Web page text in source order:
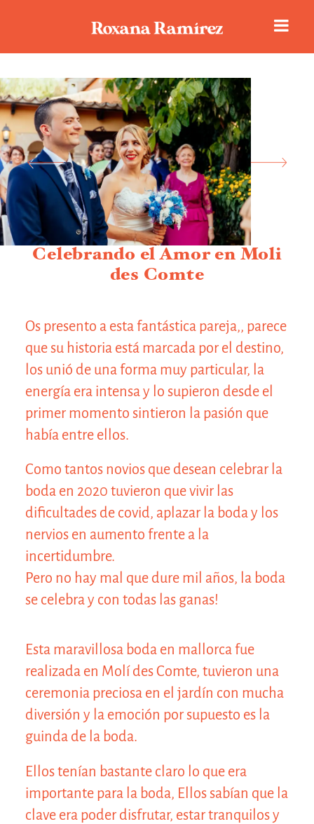
Celebrando el Amor en Moli
des Comte
Os presento a esta fantástica pareja,, parece
que su historia está marcada por el destino,
los unió de una forma muy particular, la
energía era intensa y lo supieron desde el
primer momento sintieron la pasión que
había entre ellos.
Como tantos novios que desean celebrar la
boda en 2020 tuvieron que vivir las
dificultades de covid, aplazar la boda y los
nervios en aumento frente a la
incertidumbre.
Pero no hay mal que dure mil años, la boda
se celebra y con todas las ganas!
Esta maravillosa boda en mallorca fue
realizada en Molí des Comte, tuvieron una
ceremonia preciosa en el jardín con mucha
diversión y la emoción por supuesto es la
guinda de la boda.
Ellos tenían bastante claro lo que era
importante para la boda, Ellos sabían que la
clave era poder disfrutar, estar tranquilos y
Historias de amor
Portafolio
Sobre Roxana
©2020